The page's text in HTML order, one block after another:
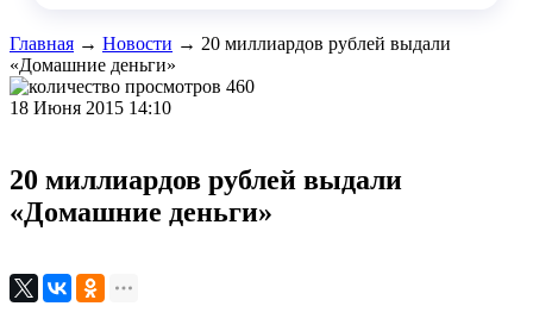
Главная → Новости → 20 миллиардов рублей выдали
«Домашние деньги»
460
18 Июня 2015 14:10
20 миллиардов рублей выдали
«Домашние деньги»